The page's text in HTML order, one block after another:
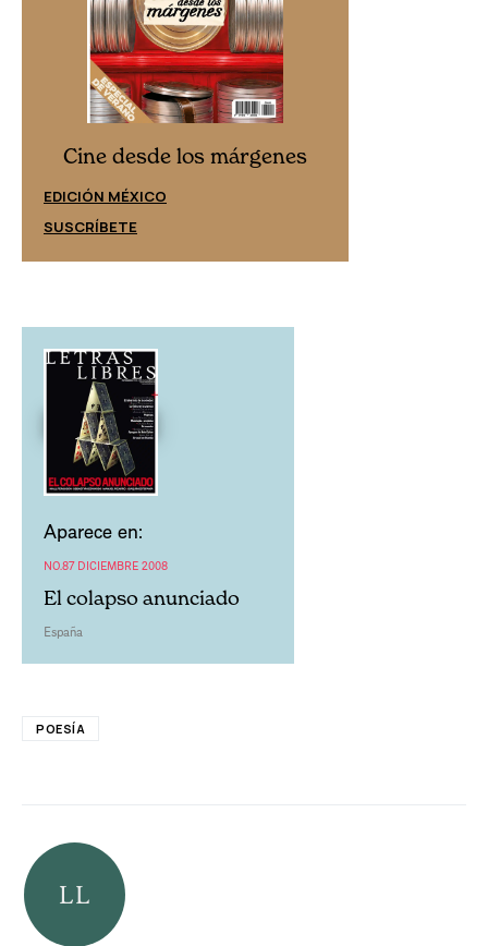
Cine desde los márgenes
EDICIÓN MÉXICO
SUSCRÍBETE
Aparece en:
NO.87 DICIEMBRE 2008
El colapso anunciado
España
POESÍA